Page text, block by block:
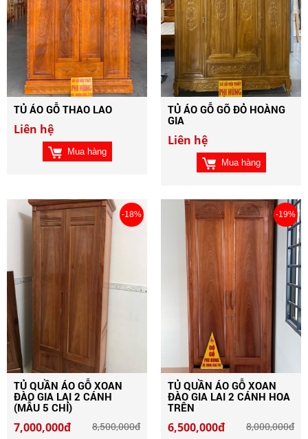
TỦ ÁO GỖ THAO LAO
Liên hệ
Mua hàng
TỦ ÁO GỖ GÕ ĐỎ HOÀNG
GIA
Liên hệ
Mua hàng
-18%
TỦ QUẦN ÁO GỖ XOAN
ĐÀO GIA LAI 2 CÁNH
(MẪU 5 CHỈ)
7,000,000đ 8,500,000đ
-19%
TỦ QUẦN ÁO GỖ XOAN
ĐÀO GIA LAI 2 CÁNH HOA
TRÊN
6,500,000đ 8,000,000đ